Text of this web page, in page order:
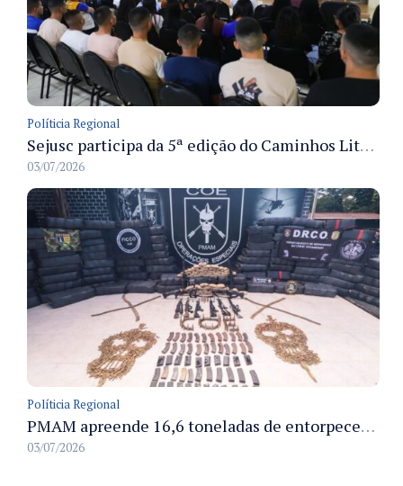
Políticia Regional
Sejusc participa da 5ª edição do Caminhos Literários com foco na cultura hip-hop nas unidades socioeducativas
03/07/2026
Políticia Regional
PMAM apreende 16,6 toneladas de entorpecentes e registra aumento nas prisões em flagrante e nas capturas de foragidos no primeiro semestre de 2026
03/07/2026